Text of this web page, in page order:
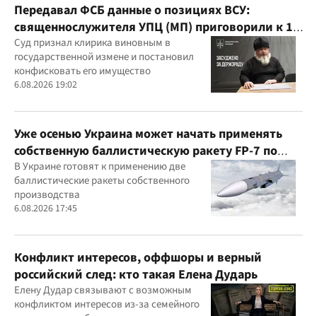
Передавал ФСБ данные о позициях ВСУ:
священнослужителя УПЦ (МП) приговорили к 15
годам
Суд признал клирика виновным в
государственной измене и постановил
конфисковать его имущество
6.08.2026 19:02
Уже осенью Украина может начать применять
собственную баллистическую ракету FP-7 по
вражеским целям
В Украине готовят к применению две
баллистические ракеты собственного
производства
6.08.2026 17:45
Конфликт интересов, оффшоры и верный
российский след: кто такая Елена Дударь
Елену Дудар связывают с возможным
конфликтом интересов из-за семейного